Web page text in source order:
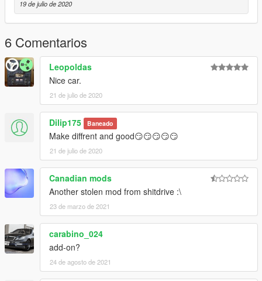
19 de julio de 2020
6 Comentarios
Leopoldas
Nice car.
21 de julio de 2020
Dilip175 Baneado
Make diffrent and good😏😏😏😏😏
21 de julio de 2020
Canadian mods
Another stolen mod from shitdrive :\
23 de marzo de 2021
carabino_024
add-on?
24 de agosto de 2021